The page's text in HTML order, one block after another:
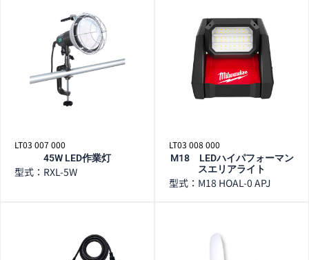
LT03 007 000
45W LED作業灯
型式：RXL-5W
LT03 008 000
M18 LEDハイパフォーマン
スエリアライト
型式：M18 HOAL-0 APJ